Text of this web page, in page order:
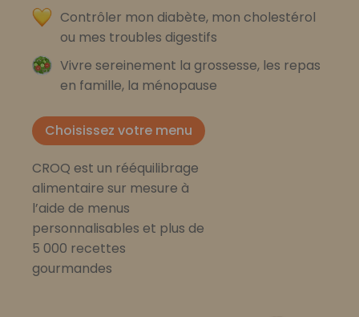
Contrôler mon diabète, mon cholestérol
ou mes troubles digestifs
Vivre sereinement la grossesse, les repas
en famille, la ménopause
Choisissez votre menu
CROQ est un rééquilibrage
alimentaire sur mesure à
l’aide de menus
personnalisables et plus de
5 000 recettes
gourmandes